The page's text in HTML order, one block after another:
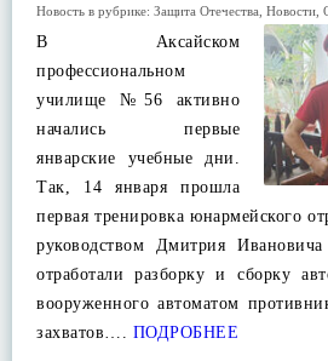
Новость в рубрике: Защита Отечества Новости
В Аксайском
профессиональном
училище №56 активно
начались первые
январские учебные дни.
Так, 14 января прошла
первая тренировка юнармейского
руководством Дмитрия
отработали разборку и сборку
вооруженного автоматом
захватов…. ПОДРОБНЕЕ